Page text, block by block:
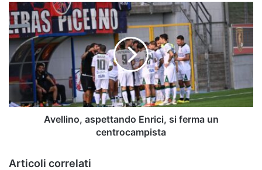
dettagli
Avellino,
aspettando
Enrici,
si
ferma
un
centrocampista
Avellino, aspettando Enrici, si ferma un
centrocampista
Articoli correlati